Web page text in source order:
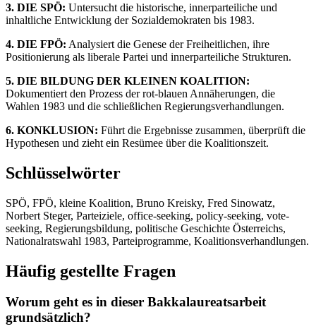
3. DIE SPÖ: Untersucht die historische, innerparteiliche und
inhaltliche Entwicklung der Sozialdemokraten bis 1983.
4. DIE FPÖ: Analysiert die Genese der Freiheitlichen, ihre
Positionierung als liberale Partei und innerparteiliche Strukturen.
5. DIE BILDUNG DER KLEINEN KOALITION:
Dokumentiert den Prozess der rot-blauen Annäherungen, die
Wahlen 1983 und die schließlichen Regierungsverhandlungen.
6. KONKLUSION: Führt die Ergebnisse zusammen, überprüft die
Hypothesen und zieht ein Resümee über die Koalitionszeit.
Schlüsselwörter
SPÖ, FPÖ, kleine Koalition, Bruno Kreisky, Fred Sinowatz,
Norbert Steger, Parteiziele, office-seeking, policy-seeking, vote-
seeking, Regierungsbildung, politische Geschichte Österreichs,
Nationalratswahl 1983, Parteiprogramme, Koalitionsverhandlungen.
Häufig gestellte Fragen
Worum geht es in dieser Bakkalaureatsarbeit
grundsätzlich?